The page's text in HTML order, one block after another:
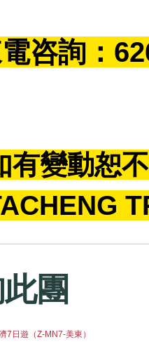
咨詢：
有變動恕
團
7日遊（Z-MN7-美東）